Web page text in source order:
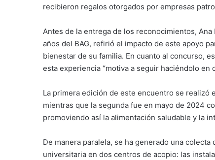
recibieron regalos otorgados por empresas
Antes de la entrega de los reconocimientos,
años del BAG, refirió el impacto de este apoyo
bienestar de su familia. En cuanto al concurso,
esta experiencia “motiva a seguir haciéndolo en
La primera edición de este encuentro se realizó
mientras que la segunda fue en mayo de 2024
promoviendo así la alimentación saludable y la
De manera paralela, se ha generado una
universitaria en dos centros de acopio: las